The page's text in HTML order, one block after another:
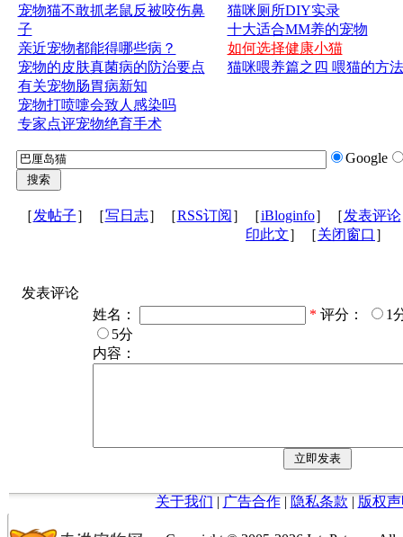
宠物猫不敢抓老鼠反被咬伤鼻
子
亲近宠物都能得哪些病？
宠物的皮肤真菌病的防治要点
有关宠物肠胃病新知
宠物打喷嚏会致人感染吗
专家点评宠物绝育手术
猫咪厕所DIY实录
十大适合MM养的宠物
如何选择健康小猫
猫咪喂养篇之四 喂猫的方法
Google
［发帖子］［写日志］［RSS订阅 ］［iBloginfo］［发表评论
印此文］［关闭窗口 ］
发表评论
姓名：
* 评分：
1
5分
内容：
关于我们 | 广告合作| 隐私条款 | 版权